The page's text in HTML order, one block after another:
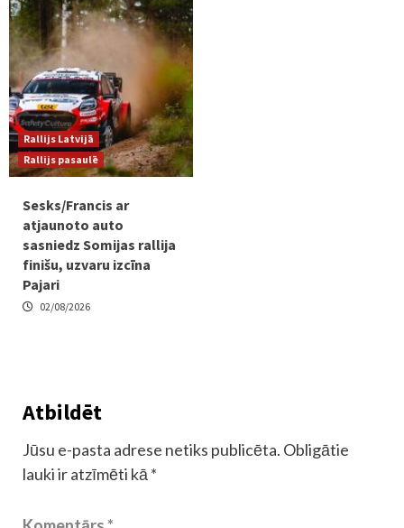
Rallijs Latvijā
Rallijs pasaulē
Sesks/Francis ar
atjaunoto auto
sasniedz Somijas rallija
finišu, uzvaru izcīna
Pajari
02/08/2026
Atbildēt
Jūsu e-pasta adrese netiks publicēta. Obligātie
lauki ir atzīmēti kā *